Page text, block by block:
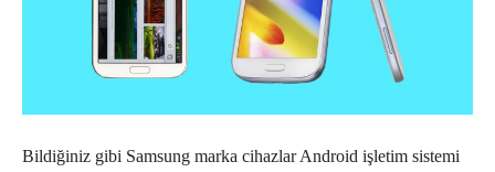
Bildiğiniz gibi Samsung marka cihazlar Android işletim sistemi